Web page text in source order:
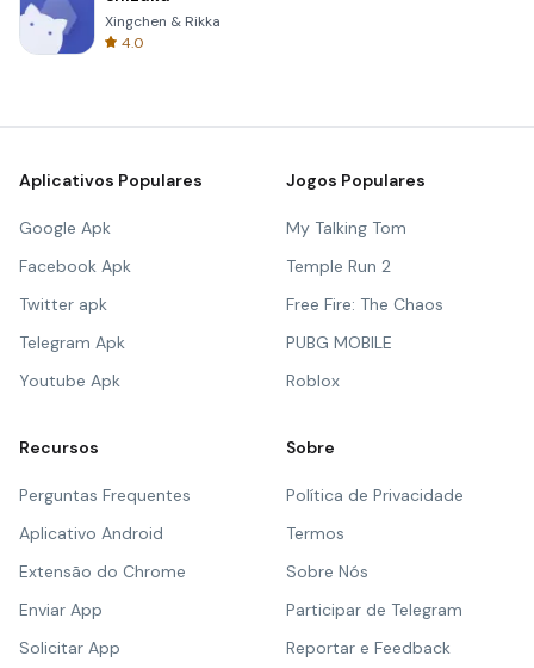
Xingchen & Rikka
4.0
Aplicativos Populares
Google Apk
Facebook Apk
Twitter apk
Telegram Apk
Youtube Apk
Jogos Populares
My Talking Tom
Temple Run 2
Free Fire: The Chaos
PUBG MOBILE
Roblox
Recursos
Perguntas Frequentes
Aplicativo Android
Extensão do Chrome
Enviar App
Solicitar App
Sobre
Política de Privacidade
Termos
Sobre Nós
Participar de Telegram
Reportar e Feedback